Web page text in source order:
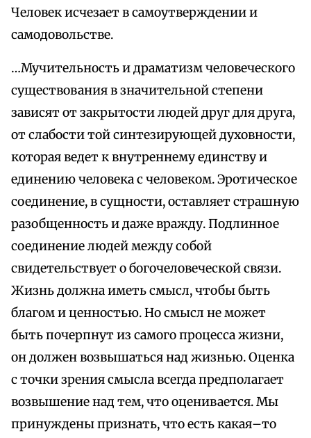
Человек исчезает в самоутверждении и
самодовольстве.
…Мучительность и драматизм человеческого
существования в значительной степени
зависят от закрытости людей друг для друга,
от слабости той синтезирующей духовности,
которая ведет к внутреннему единству и
единению человека с человеком. Эротическое
соединение, в сущности, оставляет страшную
разобщенность и даже вражду. Подлинное
соединение людей между собой
свидетельствует о богочеловеческой связи.
Жизнь должна иметь смысл, чтобы быть
благом и ценностью. Но смысл не может
быть почерпнут из самого процесса жизни,
он должен возвышаться над жизнью. Оценка
с точки зрения смысла всегда предполагает
возвышение над тем, что оценивается. Мы
принуждены признать, что есть какая–то